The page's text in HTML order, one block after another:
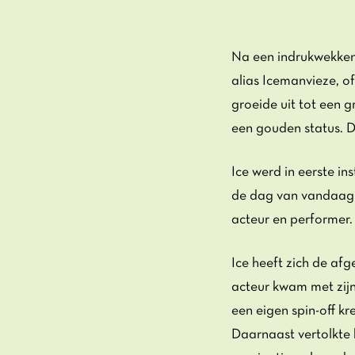
Na een
alias Icemanvieze,
groeide uit tot een
een gouden status.
Ice werd in eerste
de dag van
acteur en performer.
Ice heeft zich de
acteur kwam met
een eigen spin-off
Daarnaast vertolkte